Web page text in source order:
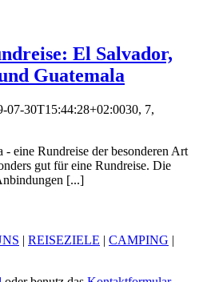
El Salvador,
Guatemala
07-30T15:44:28+02:0030, 7,
- eine Rundreise der besonderen Art
gut für eine Rundreise. Die
[...]
| REISEZIELE | CAMPING |